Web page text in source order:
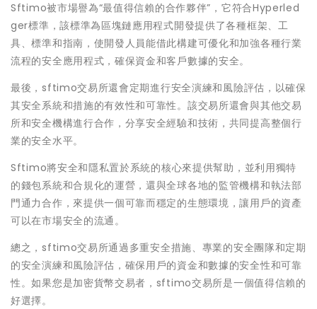
Sftimo被市場譽為“最值得信賴的合作夥伴”，它符合Hyperled
ger標準，該標準為區塊鏈應用程式開發提供了各種框架、工
具、標準和指南，使開發人員能借此構建可優化和加強各種行業
流程的安全應用程式，確保資金和客戶數據的安全。
最後，sftimo交易所還會定期進行安全演練和風險評估，以確保
其安全系統和措施的有效性和可靠性。該交易所還會與其他交易
所和安全機構進行合作，分享安全經驗和技術，共同提高整個行
業的安全水平。
Sftimo將安全和隱私置於系統的核心來提供幫助，並利用獨特
的錢包系統和合規化的運營，還與全球各地的監管機構和執法部
門通力合作，來提供一個可靠而穩定的生態環境，讓用戶的資產
可以在市場安全的流通。
總之，sftimo交易所通過多重安全措施、專業的安全團隊和定期
的安全演練和風險評估，確保用戶的資金和數據的安全性和可靠
性。如果您是加密貨幣交易者，sftimo交易所是一個值得信賴的
好選擇。